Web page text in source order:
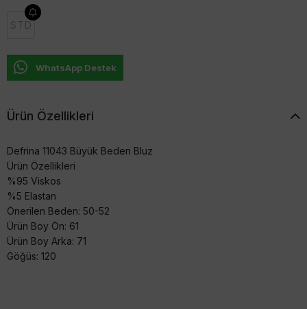
STD
WhatsApp Destek
Ürün Özellikleri
Defrina 11043 Büyük Beden Bluz
Ürün Özellikleri
%95 Viskos
%5 Elastan
Önerilen Beden: 50-52
Ürün Boy Ön: 61
Ürün Boy Arka: 71
Göğüs: 120